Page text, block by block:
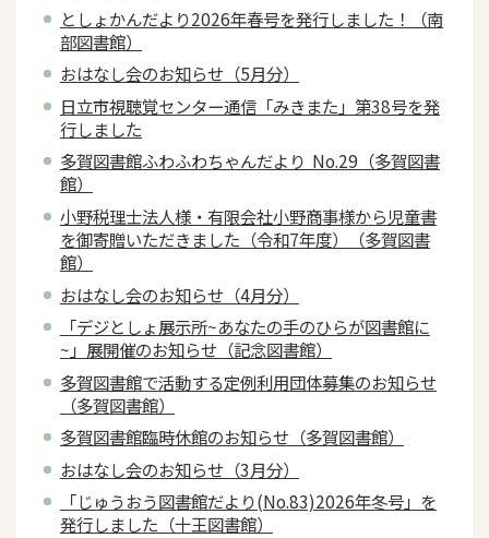
としょかんだより2026年春号を発行しました！（南
部図書館）
おはなし会のお知らせ（5月分）
日立市視聴覚センター通信「みきまた」第38号を発
行しました
多賀図書館ふわふわちゃんだより No.29（多賀図書
館）
小野税理士法人様・有限会社小野商事様から児童書
を御寄贈いただきました（令和7年度）（多賀図書
館）
おはなし会のお知らせ（4月分）
「デジとしょ展示所~あなたの手のひらが図書館に
~」展開催のお知らせ（記念図書館）
多賀図書館で活動する定例利用団体募集のお知らせ
（多賀図書館）
多賀図書館臨時休館のお知らせ（多賀図書館）
おはなし会のお知らせ（3月分）
「じゅうおう図書館だより(No.83)2026年冬号」を
発行しました（十王図書館）